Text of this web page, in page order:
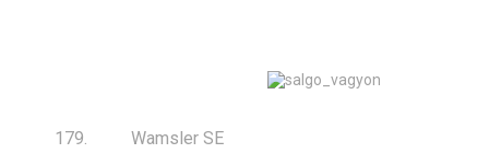
179. Wamsler SE